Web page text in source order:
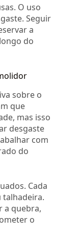
O uso
Seguir
a
do
sobre o
que
mas isso
desgaste
com
do
Cada
talhadeira.
a quebra,
o